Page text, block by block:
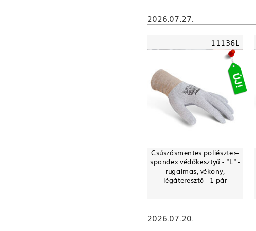
2026.07.27.
11136L
Csúszásmentes poliészter–
spandex védőkesztyű - "L" -
rugalmas, vékony,
légáteresztő - 1 pár
2026.07.20.